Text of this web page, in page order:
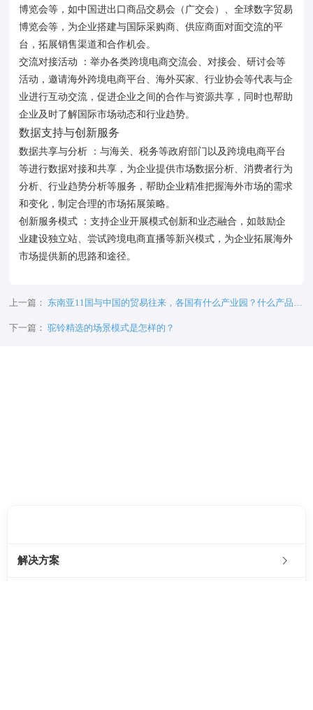
博览会等，如中国进出口商品交易会（广交会）、全球数字贸易
博览会等，为企业搭建与国际采购商、供应商面对面交流的平
台，拓展销售渠道和合作机会。
交流对接活动 ：举办各类跨境电商交流会、对接会、研讨会等
活动，邀请海外跨境电商平台、海外买家、行业协会等代表与企
业进行互动交流，促进企业之间的合作与资源共享，同时也帮助
企业及时了解国际市场动态和行业趋势。
数据支持与创新服务
数据共享与分析 ：与海关、税务等政府部门以及跨境电商平台
等进行数据对接和共享，为企业提供市场数据分析、消费者行为
分析、行业趋势分析等服务，帮助企业精准把握海外市场的需求
和变化，制定合理的市场拓展策略。
创新服务模式 ：支持企业开展模式创新和业态融合，如鼓励企
业建设独立站、尝试跨境电商直播等新兴模式，为企业拓展海外
市场提供新的思路和途径。
上一篇： 东南亚11国与中国的贸易往来，各国有什么产业园？什么产品最
下一篇： 驼铃精选的场景模式是怎样的？
解决方案